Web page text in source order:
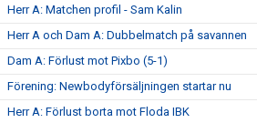
Herr A: Matchen profil - Sam Kalin
Herr A och Dam A: Dubbelmatch på savannen
Dam A: Förlust mot Pixbo (5-1)
Förening: Newbodyförsäljningen startar nu
Herr A: Förlust borta mot Floda IBK